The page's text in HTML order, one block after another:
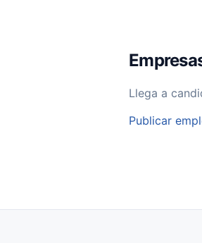
Llega a
Publicar